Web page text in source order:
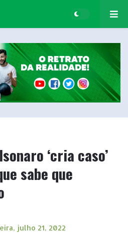
‘cria caso’
sabe que
julho 21, 2022